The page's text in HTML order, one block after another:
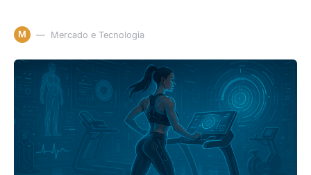
M Mercado e Tecnologia